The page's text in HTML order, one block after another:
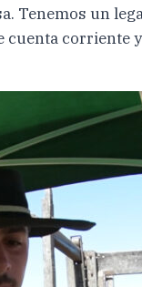
Tenemos un
cuenta